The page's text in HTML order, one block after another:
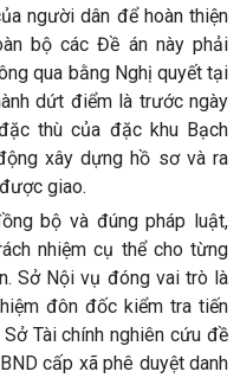
người dân để hoàn thiện
bộ các Đề án này phải
qua bằng Nghị quyết tại
dứt điểm là trước ngày
thù của đặc khu Bạch
xây dựng hồ sơ và ra
giao.
bộ và đúng pháp luật,
nhiệm cụ thể cho từng
Sở Nội vụ đóng vai trò là
đôn đốc kiểm tra tiến
Tài chính nghiên cứu đề
cấp xã phê duyệt danh